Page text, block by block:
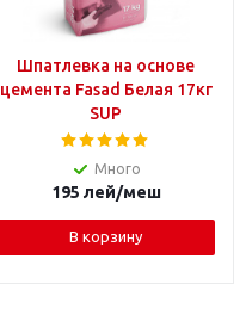
Шпатлевка на основе
цемента Fasad Белая 17кг
SUP
Много
195 лей/меш
В корзину